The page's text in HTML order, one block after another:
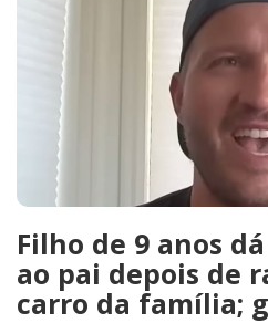
Filho de 9 anos
ao pai depois de
carro da família;